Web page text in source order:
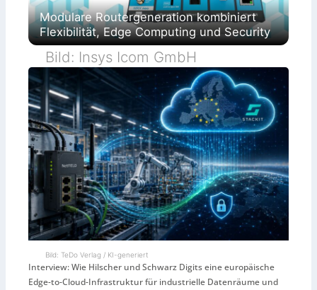
Modulare Routergeneration kombiniert
Flexibilität, Edge Computing und Security
Bild: Insys Icom GmbH
Bild: TeDo Verlag / KI-generiert
Interview: Wie Hilscher und Schwarz Digits eine europäische
Edge-to-Cloud-Infrastruktur für industrielle Datenräume und